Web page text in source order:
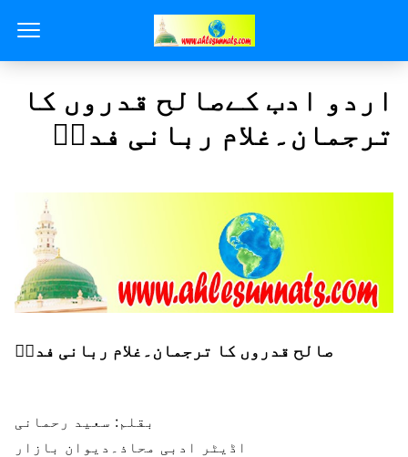
اردو ادب کےصالح قدروں کا
ترجمان۔غلام ربانی فداؔ
صالح قدروں کا ترجمان۔غلام ربانی فداؔ
بقلم: سعید رحمانی
اڈیٹر ادبی محاذ۔دیوان بازار